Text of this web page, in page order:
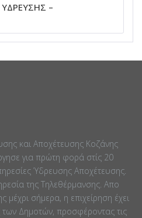
–
και Αποχέτευσης Κοζάνης
για πρώτη φορά στίς 20
Ύδρευσης Αποχέτευσης.
της Τηλεθέρμανσης. Απο
μέχρι σήμερα, η επιχείρηση έχει
των Δημοτών, προσφέροντας τις